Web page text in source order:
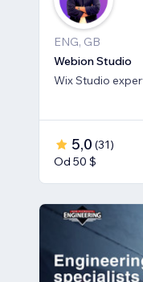
ENG, GB
Webion Studio
Wix Studio
5,0 (31)
Od 50 $